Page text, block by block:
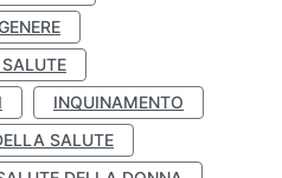
INQUINAMENTO
SALUTE